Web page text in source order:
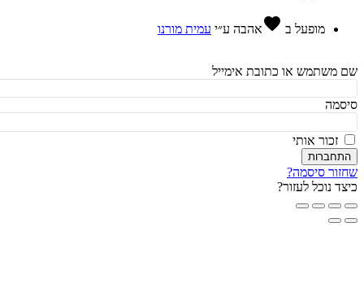
מופעל בfavorite אהבהע״י עמית מורנו
או כתובת אימייל
זכור אותי
סיסמה?
נוכל לעזור?